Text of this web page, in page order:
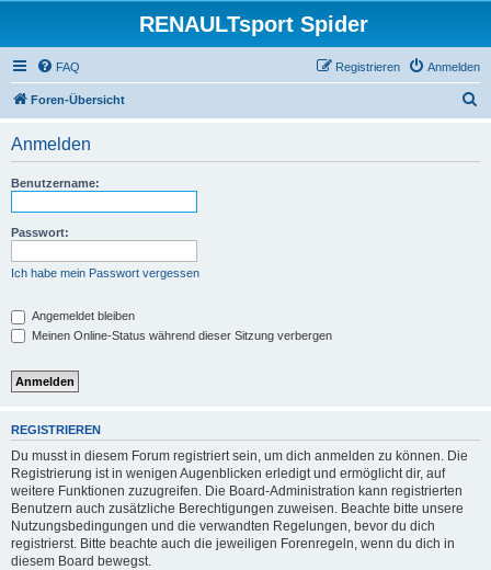
RENAULTsport Spider
FAQ Anmelden
Registrieren
Foren-Übersicht
Anmelden
Benutzername:
Passwort:
Ich habe mein Passwort vergessen
Angemeldet bleiben
Meinen Online-Status während dieser Sitzung verbergen
REGISTRIEREN
Du musst in diesem Forum registriert sein, um dich anmelden zu können. Die
Registrierung ist in wenigen Augenblicken erledigt und ermöglicht dir, auf
weitere Funktionen zuzugreifen. Die Board-Administration kann registrierten
Benutzern auch zusätzliche Berechtigungen zuweisen. Beachte bitte unsere
Nutzungsbedingungen und die verwandten Regelungen, bevor du dich
registrierst. Bitte beachte auch die jeweiligen Forenregeln, wenn du dich in
diesem Board bewegst.